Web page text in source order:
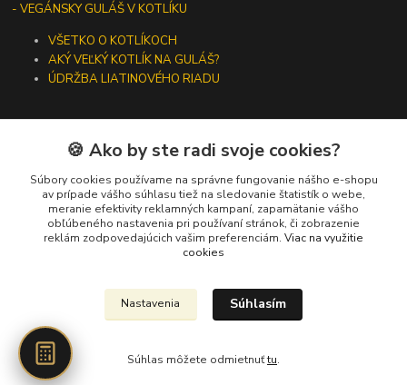
- VEGÁNSKY GULÁŠ V KOTLÍKU
VŠETKO O KOTLÍKOCH
AKÝ VEĽKÝ KOTLÍK NA GULÁŠ?
ÚDRŽBA LIATINOVÉHO RIADU
Kontakty
+421 919 275 553
(Po-Pia, 10-13 hod.)
🍪 Ako by ste radi svoje cookies?
Súbory cookies používame na správne fungovanie nášho e-shopu
av prípade vášho súhlasu tiež na sledovanie štatistík o webe,
meranie efektivity reklamných kampaní, zapamätanie vášho
obľúbeného nastavenia pri používaní stránok, či zobrazenie
reklám zodpovedajúcich vašim preferenciám. Viac na využitie
cookies
Nastavenia Súhlasím
Súhlas môžete odmietnuťtu.